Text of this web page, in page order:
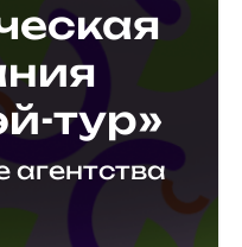
тур»
агентства